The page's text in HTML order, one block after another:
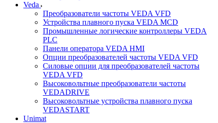
Veda
Преобразователи частоты VEDA VFD
Устройства плавного пуска VEDA MCD
Промышленные логические контроллеры VEDA
PLC
Панели оператора VEDA HMI
Опции преобразователей частоты VEDA VFD
Силовые опции для преобразователей частоты
VEDA VFD
Высоковольтные преобразователи частоты
VEDADRIVE
Высоковольтные устройства плавного пуска
VEDASTART
Unimat